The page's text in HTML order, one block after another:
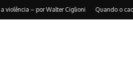
– por Walter Ciglioni Quando o caos